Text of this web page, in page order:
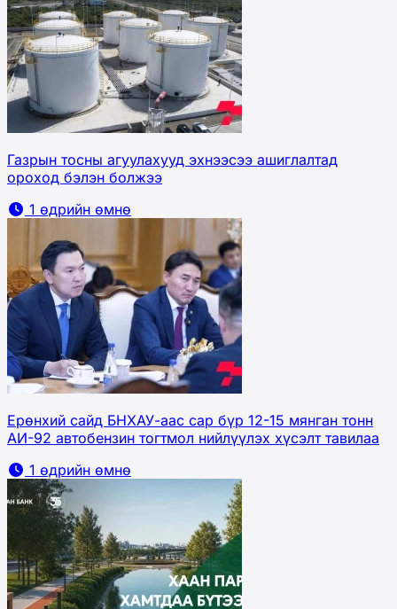
Газрын тосны агуулахууд эхнээсээ ашиглалтад
ороход бэлэн болжээ
1 өдрийн өмнө
Ерөнхий сайд БНХАУ-аас сар бүр 12-15 мянган тонн
АИ-92 автобензин тогтмол нийлүүлэх хүсэлт тавилаа
1 өдрийн өмнө